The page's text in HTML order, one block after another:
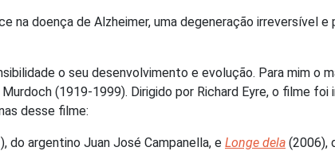
na doença de Alzheimer, uma degeneração irreversível
o seu desenvolvimento e evolução. Para mim o
(1919-1999). Dirigido por Richard Eyre, o filme
desse filme:
do argentino Juan José Campanella, e Longe dela (2006),